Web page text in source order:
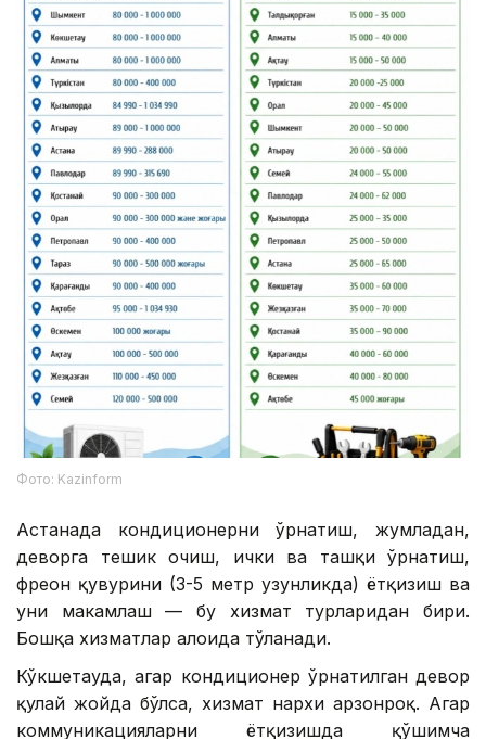
Фото: Kazinform
Астанада кондиционерни ўрнатиш, жумладан,
деворга тешик очиш, ички ва ташқи ўрнатиш,
фреон қувурини (3-5 метр узунликда) ётқизиш ва
уни маҳкамлаш — бу хизмат турларидан бири.
Бошқа хизматлар алоҳида тўланади.
Кўкшетауда, ​​агар кондиционер ўрнатилган девор
қулай жойда бўлса, хизмат нархи арзонроқ. Агар
коммуникацияларни ётқизишда қўшимча